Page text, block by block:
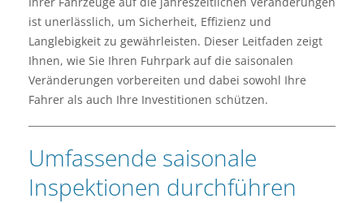
ist unerlässlich, um Sicherheit, Effizienz und
Langlebigkeit zu gewährleisten. Dieser Leitfaden zeigt
Ihnen, wie Sie Ihren Fuhrpark auf die saisonalen
Veränderungen vorbereiten und dabei sowohl Ihre
Fahrer als auch Ihre Investitionen schützen.
Umfassende saisonale
Inspektionen durchführen